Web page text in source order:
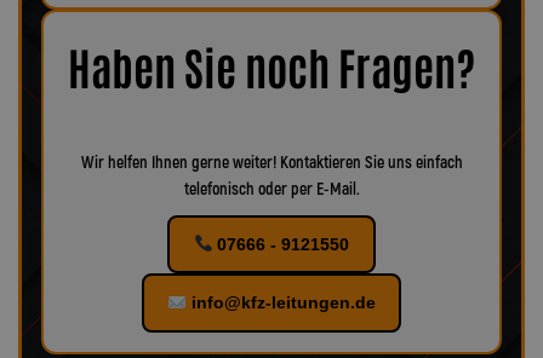
maximale Sicherheit zu gewährleisten.
Bei uns finden Sie
verschiedenes Zubehör für Ihr KFZ!
Haben Sie noch Fragen?
Wir helfen Ihnen gerne weiter! Kontaktieren Sie uns einfach
telefonisch oder per E-Mail.
07666 - 9121550
info@kfz-leitungen.de